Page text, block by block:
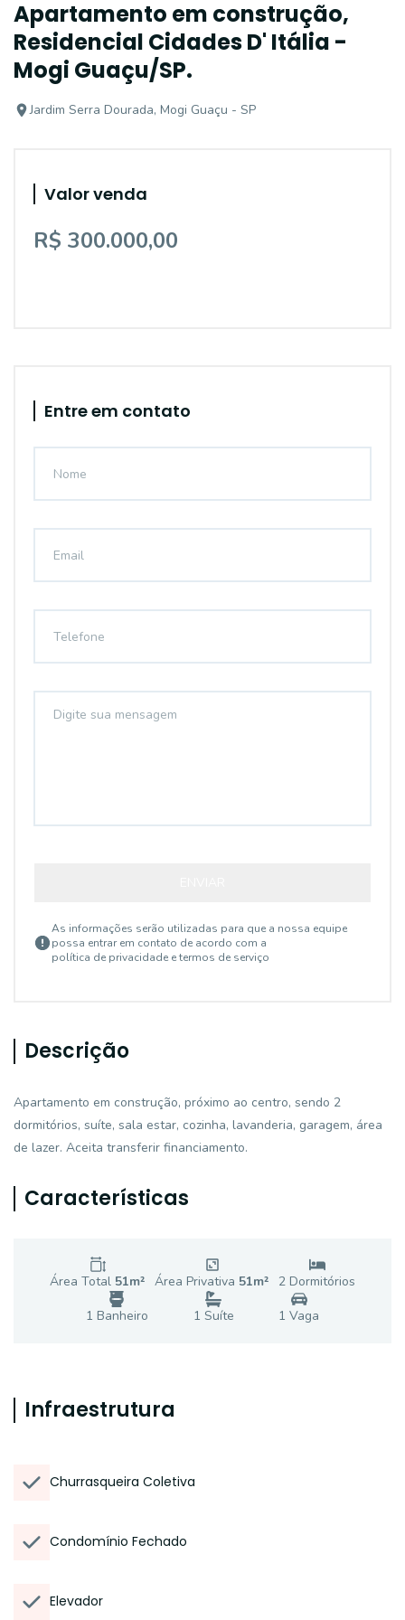
Apartamento em construção,
Residencial Cidades D' Itália -
Mogi Guaçu/SP.
Jardim Serra Dourada, Mogi Guaçu - SP
Valor venda
R$ 300.000,00
Entre em contato
As informações serão utilizadas para que a nossa equipe
possa entrar em contato de acordo com a
política de privacidade e termos de serviço
Descrição
Apartamento em construção, próximo ao centro, sendo 2
dormitórios, suíte, sala estar, cozinha, lavanderia, garagem, área
de lazer. Aceita transferir financiamento.
Características
Área Total 51m² Área Privativa 51m² 2 Dormitórios
1 Banheiro 1 Suíte 1 Vaga
Infraestrutura
Churrasqueira Coletiva
Condomínio Fechado
Elevador